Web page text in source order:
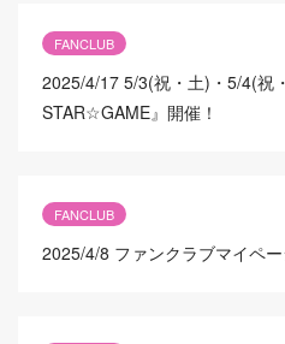
FANCLUB
2025/4/17 5/3(祝・土)・5/4(祝
STAR☆GAME』開催！
FANCLUB
2025/4/8 ファンクラブマイペ